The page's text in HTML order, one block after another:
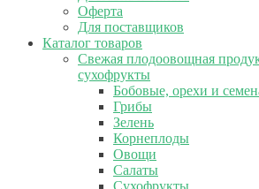
Оферта
Для поставщиков
Каталог товаров
Свежая плодоовощная
сухофрукты
Бобовые, орехи и
Грибы
Зелень
Корнеплоды
Овощи
Салаты
Сухофрукты